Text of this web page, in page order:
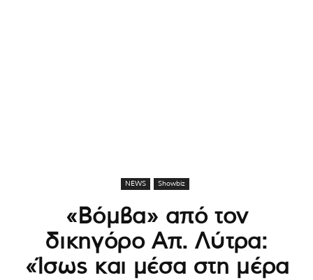
NEWS Showbiz
«Βόμβα» από τον
δικηγόρο Απ. Λύτρα:
«Ίσως και μέσα στη μέρα